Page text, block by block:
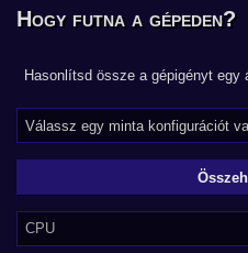
Hogy futna a gépeden?
Hasonlítsd össze a gépigényt egy
CPU